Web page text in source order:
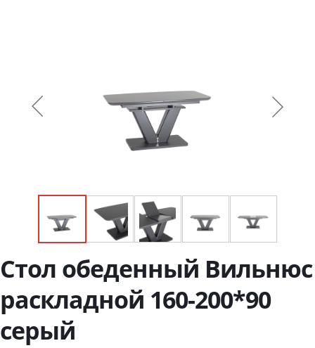
Стол обеденный Вильнюс
раскладной 160-200*90
серый